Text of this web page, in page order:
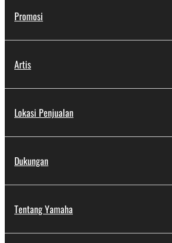
Promosi
Artis
Lokasi Penjualan
Dukungan
Tentang Yamaha